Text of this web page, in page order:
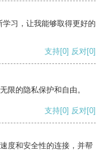
习，让我能够取得更好的
支持[0] 反对[0]
限的隐私保护和自由。
支持[0] 反对[0]
度和安全性的连接，并帮